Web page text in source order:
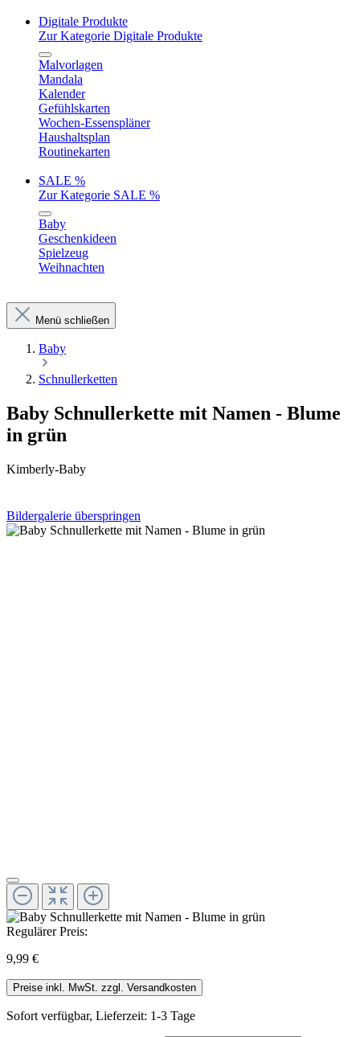
Digitale Produkte
Zur Kategorie Digitale Produkte
Malvorlagen
Mandala
Kalender
Gefühlskarten
Wochen-Essenspläner
Haushaltsplan
Routinekarten
SALE %
Zur Kategorie SALE %
Baby
Geschenkideen
Spielzeug
Weihnachten
Menü schließen
Baby
Schnullerketten
Baby Schnullerkette mit Namen - Blume
in grün
Kimberly-Baby
Bildergalerie überspringen
Regulärer Preis:
9,99 €
Preise inkl. MwSt. zzgl. Versandkosten
Sofort verfügbar, Lieferzeit: 1-3 Tage